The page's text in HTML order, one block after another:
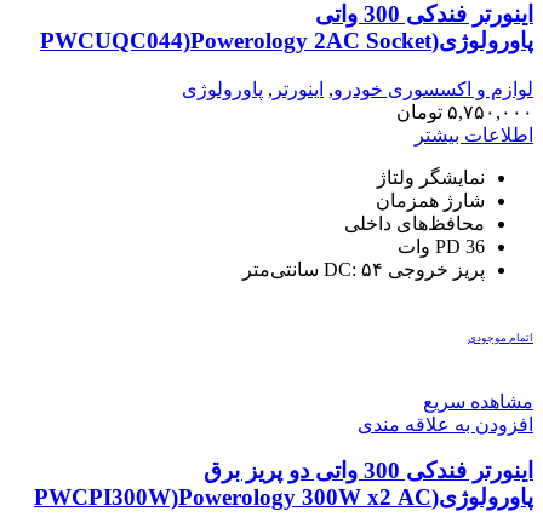
اینورتر فندکی 300 واتی
پاورولوژی(PWCUQC044)Powerology 2AC Socket
لوازم و اکسسوری خودرو, اینورتر , پاورولوژی
۵,۷۵۰,۰۰۰ تومان
اطلاعات بیشتر
نمایشگر ولتاژ
شارژ همزمان
محافظ‌های داخلی
PD 36 وات
پریز خروجی DC: ۵۴ سانتی‌متر
اتمام موجودی
مشاهده سریع
افزودن به علاقه مندی
اینورتر فندکی 300 واتی دو پریز برق
پاورولوژی(PWCPI300W)Powerology 300W x2 AC